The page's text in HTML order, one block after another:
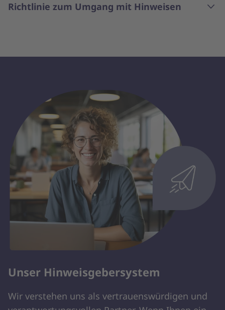
Richtlinie zum Umgang mit Hinweisen
Unser Hinweisgebersystem
Wir verstehen uns als vertrauenswürdigen und